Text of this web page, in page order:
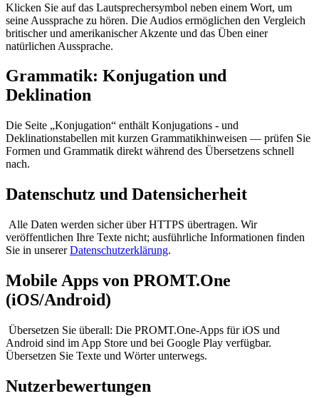
Klicken Sie auf das Lautsprechersymbol neben einem Wort, um
seine Aussprache zu hören. Die Audios ermöglichen den Vergleich
britischer und amerikanischer Akzente und das Üben einer
natürlichen Aussprache.
Grammatik: Konjugation und
Deklination
Die Seite „Konjugation“ enthält Konjugations - und
Deklinationstabellen mit kurzen Grammatikhinweisen — prüfen Sie
Formen und Grammatik direkt während des Übersetzens schnell
nach.
Datenschutz und Datensicherheit
Alle Daten werden sicher über HTTPS übertragen. Wir
veröffentlichen Ihre Texte nicht; ausführliche Informationen finden
Sie in unsererDatenschutzerklärung.
Mobile Apps von PROMT.One
(iOS/Android)
Übersetzen Sie überall: Die PROMT.One-Apps für iOS und
Android sind im App Store und bei Google Play verfügbar.
Übersetzen Sie Texte und Wörter unterwegs.
Nutzerbewertungen